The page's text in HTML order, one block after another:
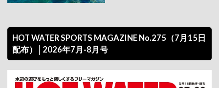
HOT WATER SPORTS MAGAZINE No.275（7月15日
配布）│2026年7月-8月号